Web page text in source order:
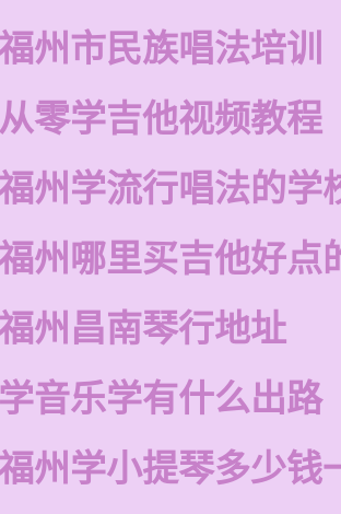
州市民族唱法培训
从零学吉他视频教程
州学流行唱法的学
州哪里买吉他好点
州昌南琴行地址
学音乐学有什么出路
州学小提琴多少钱